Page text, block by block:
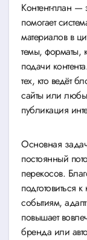
Контент-план — это стратегический документ, который
помогает
материалов в
темы, форматы,
подачи
тех, кто ведёт
сайты или
публикация
Основная
постоянный
перекосов.
подготовиться
событиям,
повышает
бренда или